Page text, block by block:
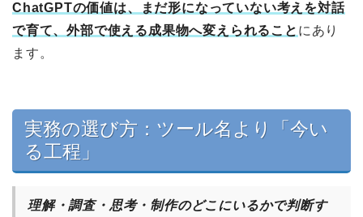
ChatGPTの価値は、まだ形になっていない考えを対話
で育て、外部で使える成果物へ変えられること にあり
ます。
実務の選び方：ツール名より「今い
る工程」
理解・調査・思考・制作のどこにいるかで判断す